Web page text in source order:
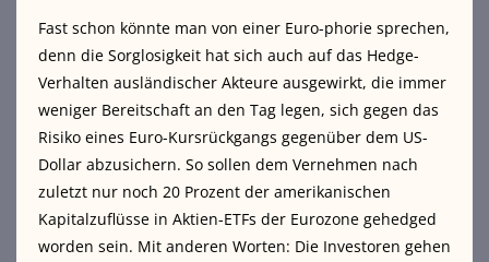
Fast schon könnte man von einer Euro-phorie sprechen,
denn die Sorglosigkeit hat sich auch auf das Hedge-
Verhalten ausländischer Akteure ausgewirkt, die immer
weniger Bereitschaft an den Tag legen, sich gegen das
Risiko eines Euro-Kursrückgangs gegenüber dem US-
Dollar abzusichern. So sollen dem Vernehmen nach
zuletzt nur noch 20 Prozent der amerikanischen
Kapitalzuflüsse in Aktien-ETFs der Eurozone gehedged
worden sein. Mit anderen Worten: Die Investoren gehen